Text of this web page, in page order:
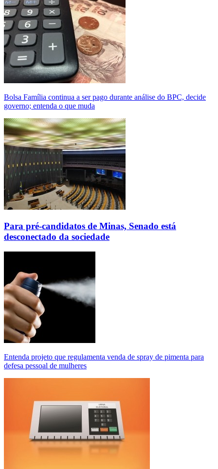
Bolsa Família continua a ser pago durante análise do BPC, decide
governo; entenda o que muda
Para pré-candidatos de Minas, Senado está
desconectado da sociedade
Entenda projeto que regulamenta venda de spray de pimenta para
defesa pessoal de mulheres